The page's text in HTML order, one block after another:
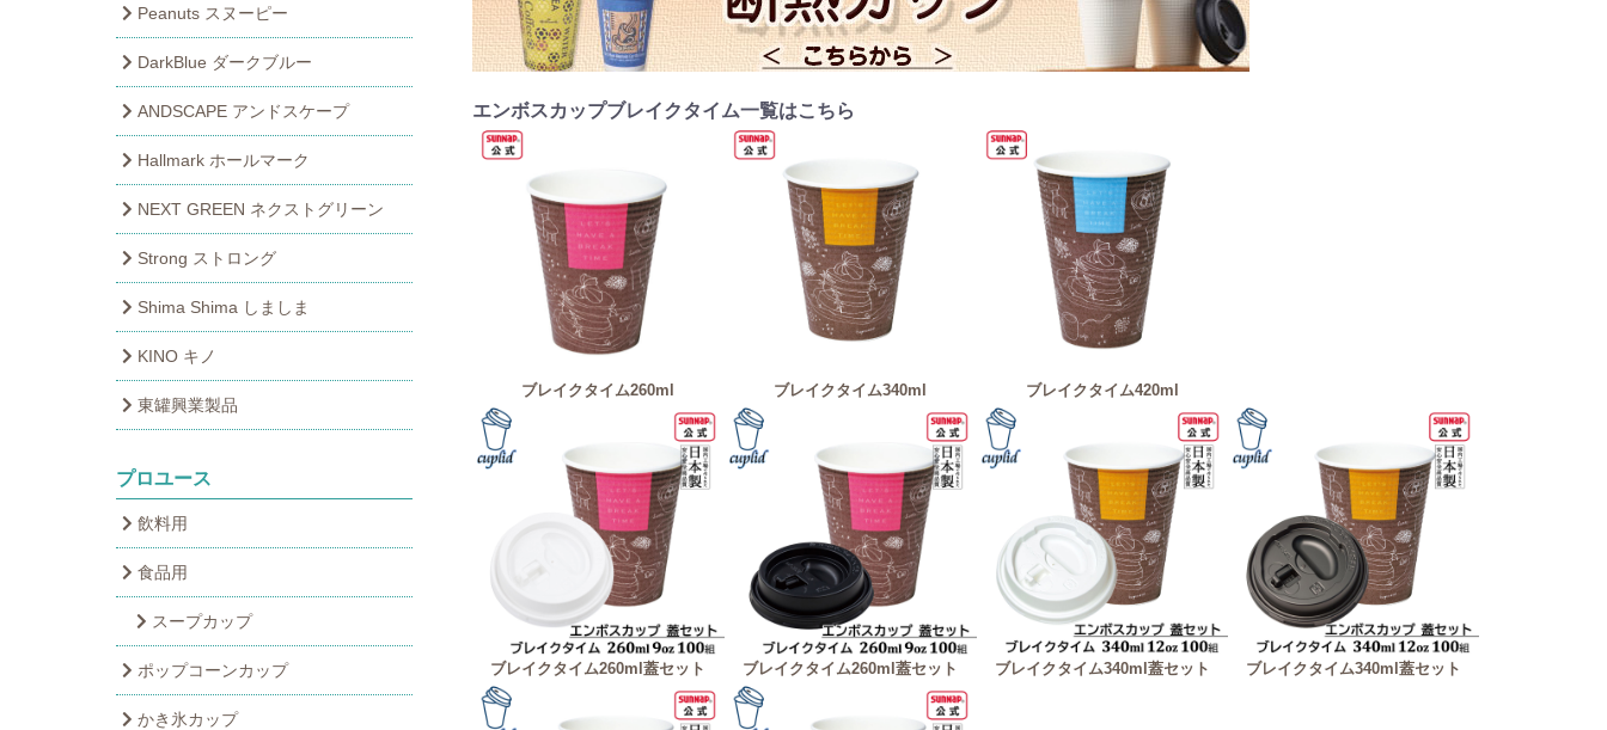
Peanuts スヌーピー
DarkBlue ダークブルー
ANDSCAPE アンドスケープ
Hallmark ホールマーク
NEXT GREEN ネクストグリーン
Strong ストロング
Shima Shima しましま
KINO キノ
東罐興業製品
プロユース
飲料用
食品用
スープカップ
ポップコーンカップ
かき氷カップ
エンボスカップブレイクタイム一覧はこちら
ブレイクタイム260ml ブレイクタイム340ml ブレイクタイム420ml
ブレイクタイム260ml蓋セット ブレイクタイム260ml蓋セット ブレイクタイム340ml蓋セット ブレイクタイム340ml蓋セット